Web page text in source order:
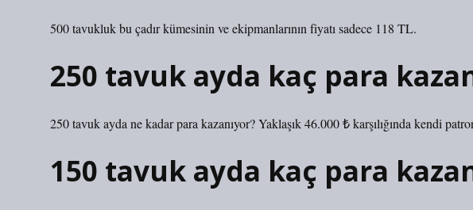
500 tavukluk bu çadır kümesinin ve ekipmanlarının fiyatı sadece 118 TL.
250 tavuk ayda kaç para
250 tavuk ayda ne kadar para kazanıyor? Yaklaşık 46.000 ₺ karşılığında kendi
150 tavuk ayda kaç para